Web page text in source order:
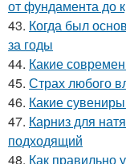
от фундамента до
43. Когда был
за годы
44. Какие
45. Страх любого
46. Какие
47. Карниз для
подходящий
48. Как правильно